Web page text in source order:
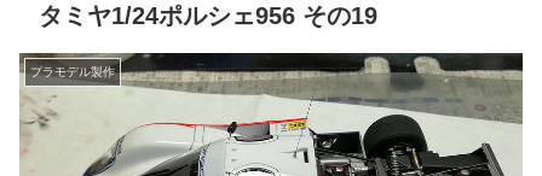
タミヤ1/24ポルシェ956 その19
プラモデル製作